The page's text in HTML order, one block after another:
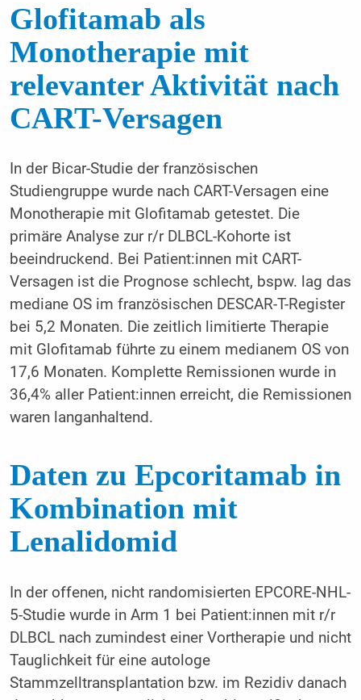
Glofitamab als
Monotherapie mit
relevanter Aktivität nach
CART-Versagen
In der Bicar-Studie der französischen
Studiengruppe wurde nach CART-Versagen eine
Monotherapie mit Glofitamab getestet. Die
primäre Analyse zur r/r DLBCL-Kohorte ist
beeindruckend. Bei Patient:innen mit CART-
Versagen ist die Prognose schlecht, bspw. lag das
mediane OS im französischen DESCAR-T-Register
bei 5,2 Monaten. Die zeitlich limitierte Therapie
mit Glofitamab führte zu einem medianem OS von
17,6 Monaten. Komplette Remissionen wurde in
36,4% aller Patient:innen erreicht, die Remissionen
waren langanhaltend.
Daten zu Epcoritamab in
Kombination mit
Lenalidomid
In der offenen, nicht randomisierten EPCORE-NHL-
5-Studie wurde in Arm 1 bei Patient:innen mit r/r
DLBCL nach zumindest einer Vortherapie und nicht
Tauglichkeit für eine autologe
Stammzelltransplantation bzw. im Rezidiv danach